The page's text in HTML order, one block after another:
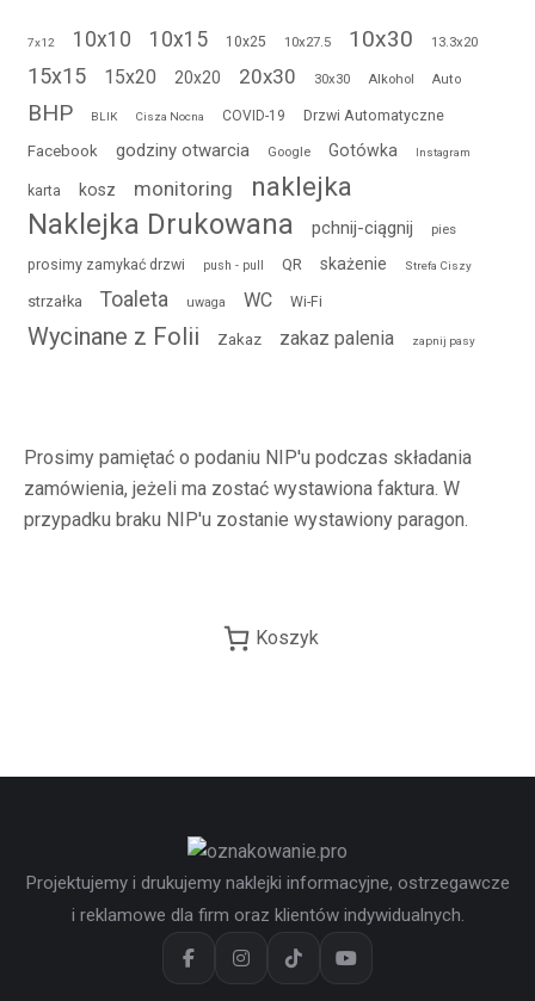
7x12 10x10 10x15 10x25 10x27.5 10x30 13.3x20
15x15 15x20 20x20 20x30 30x30 Alkohol Auto
BHP BLIK Cisza Nocna COVID-19
Drzwi Automatyczne
Facebook
godziny otwarcia Google Gotówka Instagram
karta kosz monitoring naklejka
Naklejka Drukowana pchnij-ciągnij pies
prosimy zamykać drzwi push - pull QR skażenie Strefa Ciszy
strzałka Toaleta uwaga WC Wi-Fi
Wycinane z Folii Zakaz zakaz palenia zapnij pasy
Prosimy pamiętać o podaniu NIP'u podczas składania
zamówienia, jeżeli ma zostać wystawiona faktura. W
przypadku braku NIP'u zostanie wystawiony paragon.
Koszyk
Projektujemy i drukujemy naklejki informacyjne, ostrzegawcze
i reklamowe dla firm oraz klientów indywidualnych.